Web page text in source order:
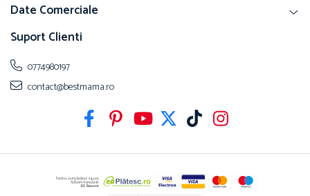
Date Comerciale
Suport Clienti
0774980197
contact@bestmama.ro